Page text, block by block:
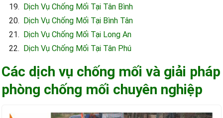
Dịch Vụ Chống Mối Tại Tân Bình
Dịch Vụ Chống Mối Tại Bình Tân
Dịch Vụ Chống Mối Tại Long An
Dịch Vụ Chống Mối Tại Tân Phú
Các dịch vụ chống mối và giải pháp
phòng chống mối chuyên nghiệp